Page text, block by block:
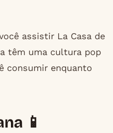
assistir La Casa de
têm uma cultura pop
consumir enquanto
📱